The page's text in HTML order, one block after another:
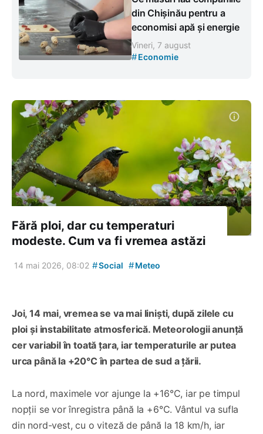
din Chișinău pentru a
economisi apă și energie
Vineri, 7 august
#Economie
Fără ploi, dar cu temperaturi
modeste. Cum va fi vremea astăzi
14 mai 2026, 08:02 #Social #Meteo
Joi, 14 mai, vremea se va mai liniști, după zilele cu
ploi și instabilitate atmosferică. Meteorologii anunță
cer variabil în toată țara, iar temperaturile ar putea
urca până la +20°C în partea de sud a țării.
La nord, maximele vor ajunge la +16°C, iar pe timpul
nopții se vor înregistra până la +6°C. Vântul va sufla
din nord-vest, cu o viteză de până la 18 km/h, iar